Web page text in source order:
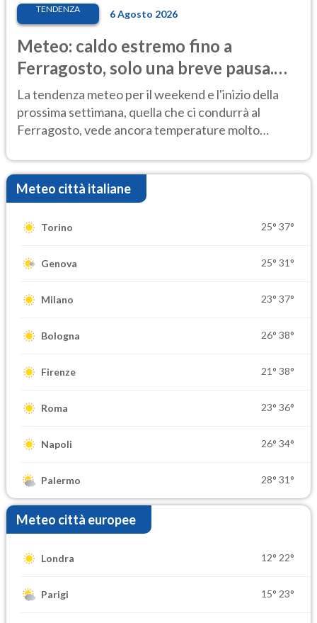
TENDENZA 6 Agosto 2026
Meteo: caldo estremo fino a
Ferragosto, solo una breve pausa.
Ecco dove
La tendenza meteo per il weekend e l'inizio della
prossima settimana, quella che ci condurrà al
Ferragosto, vede ancora temperature molto
Meteo città italiane
Torino 25° 37°
Genova 25° 31°
Milano 23° 37°
Bologna 26° 38°
Firenze 21° 38°
Roma 23° 36°
Napoli 26° 34°
Palermo 28° 31°
Meteo città europee
Londra 12° 22°
Parigi 15° 23°